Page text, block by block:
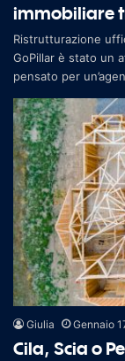
immobiliare
Ristrutturazione
GoPillar è stato un
pensato per
Giulia Gennaio
Cila, Scia o